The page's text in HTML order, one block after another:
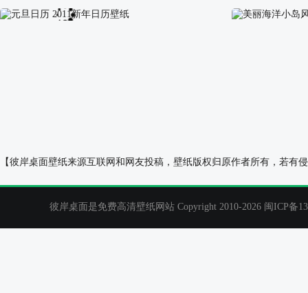
太空风景2025年11月桌面日历壁纸 露珠2025年12
【彼岸桌面壁纸来源互联网和网友投稿，壁纸版权归原作者所有，若
彼岸桌面是免费高清壁纸网站 Copyright 2010-2026 闽ICP备